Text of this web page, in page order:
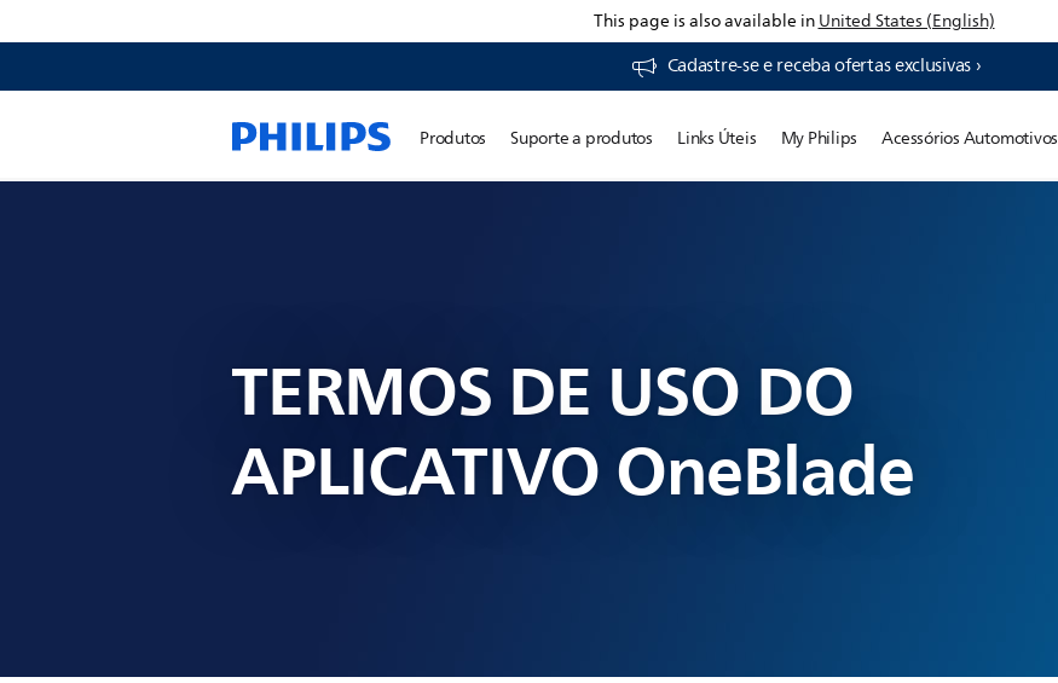
This page is also available inUnited States (English)
Cadastre-se e receba ofertas exclusivas ›
Produtos Suporte a produtos Links Úteis My Philips Acessórios Automotivos
TERMOS DE USO DO
APLICATIVO OneBlade